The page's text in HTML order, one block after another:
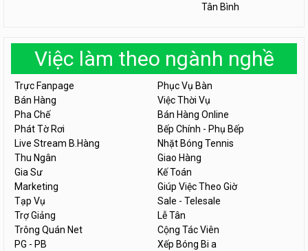
Tân Bình
Việc làm theo ngành nghề
Trực Fanpage
Phục Vụ Bàn
Bán Hàng
Việc Thời Vụ
Pha Chế
Bán Hàng Online
Phát Tờ Rơi
Bếp Chính - Phụ Bếp
Live Stream B.Hàng
Nhặt Bóng Tennis
Thu Ngân
Giao Hàng
Gia Sư
Kế Toán
Marketing
Giúp Việc Theo Giờ
Tạp Vụ
Sale - Telesale
Trợ Giảng
Lễ Tân
Trông Quán Net
Cộng Tác Viên
PG - PB
Xếp Bóng Bi a